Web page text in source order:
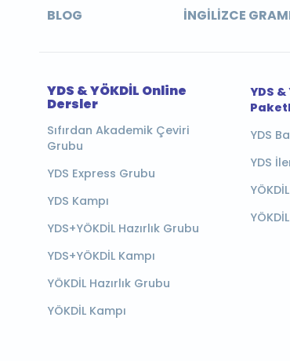
BLOG İNGILIZCE
YDS & YÖKDİL Online
Dersler
Sıfırdan Akademik Çeviri
Grubu
YDS Express Grubu
YDS Kampı
YDS+YÖKDİL Hazırlık Grubu
YDS+YÖKDİL Kampı
YÖKDİL Hazırlık Grubu
YÖKDİL Kampı
YDS
YDS
YDS